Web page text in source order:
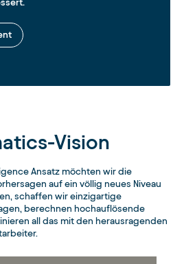
Vision
Ansatz möchten wir die
auf ein völlig neues Niveau
schaffen wir einzigartige
berechnen hochauflösende
all das mit den herausragenden